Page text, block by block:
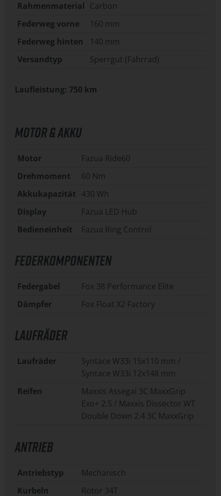
Rahmenmaterial Carbon
Federweg vorne
160 mm
Federweg hinten
140 mm
Versandtyp
Sperrgut (Fahrrad)
Laufleistung: 750 km
MOTOR & AKKU
Motor
Fazua Ride60
Drehmoment
60 Nm
Akkukapazität 430 Wh
Display
Fazua LED Hub
Bedieneinheit
Fazua Ring Control
FEDERKOMPONENTEN
Federgabel
Fox 38 Performance Elite
Dämpfer
Fox Float X2 Factory
LAUFRÄDER
Laufräder
Syntace W33i 15x110 mm /
Syntace W33i 12x148 mm
Reifen
Maxxis Assegai 3C MaxxGrip
Exo+ 2.5 / Maxxis Dissector WT
Double Down 2.4 3C MaxxGrip
ANTRIEB
Antriebstyp
Mechanisch
Kurbeln
Rotor 34T